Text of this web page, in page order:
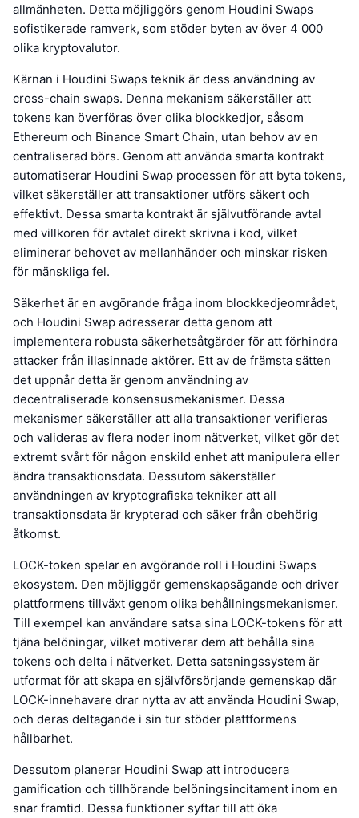
allmänheten. Detta möjliggörs genom Houdini Swaps
sofistikerade ramverk, som stöder byten av över 4 000
olika kryptovalutor.
Kärnan i Houdini Swaps teknik är dess användning av
cross-chain swaps. Denna mekanism säkerställer att
tokens kan överföras över olika blockkedjor, såsom
Ethereum och Binance Smart Chain, utan behov av en
centraliserad börs. Genom att använda smarta kontrakt
automatiserar Houdini Swap processen för att byta tokens,
vilket säkerställer att transaktioner utförs säkert och
effektivt. Dessa smarta kontrakt är självutförande avtal
med villkoren för avtalet direkt skrivna i kod, vilket
eliminerar behovet av mellanhänder och minskar risken
för mänskliga fel.
Säkerhet är en avgörande fråga inom blockkedjeområdet,
och Houdini Swap adresserar detta genom att
implementera robusta säkerhetsåtgärder för att förhindra
attacker från illasinnade aktörer. Ett av de främsta sätten
det uppnår detta är genom användning av
decentraliserade konsensusmekanismer. Dessa
mekanismer säkerställer att alla transaktioner verifieras
och valideras av flera noder inom nätverket, vilket gör det
extremt svårt för någon enskild enhet att manipulera eller
ändra transaktionsdata. Dessutom säkerställer
användningen av kryptografiska tekniker att all
transaktionsdata är krypterad och säker från obehörig
åtkomst.
LOCK-token spelar en avgörande roll i Houdini Swaps
ekosystem. Den möjliggör gemenskapsägande och driver
plattformens tillväxt genom olika behållningsmekanismer.
Till exempel kan användare satsa sina LOCK-tokens för att
tjäna belöningar, vilket motiverar dem att behålla sina
tokens och delta i nätverket. Detta satsningssystem är
utformat för att skapa en självförsörjande gemenskap där
LOCK-innehavare drar nytta av att använda Houdini Swap,
och deras deltagande i sin tur stöder plattformens
hållbarhet.
Dessutom planerar Houdini Swap att introducera
gamification och tillhörande belöningsincitament inom en
snar framtid. Dessa funktioner syftar till att öka